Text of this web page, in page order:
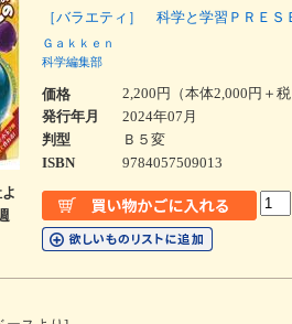
［バラエティ］ 科学と学習ＰＲＥ
Ｇａｋｋｅｎ
科学編集部
価格
2,200円（本体2,000円＋税
発行年月
2024年07月
判型
Ｂ５変
ISBN
9784057509013